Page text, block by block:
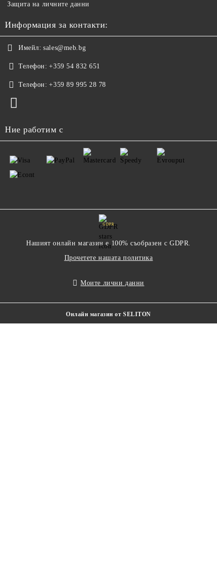
Защита на личните данни
Информация за контакти:
Имейл: sales@meb.bg
Телефон: +359 54 832 651
Телефон: +359 89 995 28 78
Ние работим с
GDPR
Нашият онлайн магазин е 100% съобразен с GDPR.
Прочетете нашата политика
Моите лични данни
Онлайн магазин от SELITON